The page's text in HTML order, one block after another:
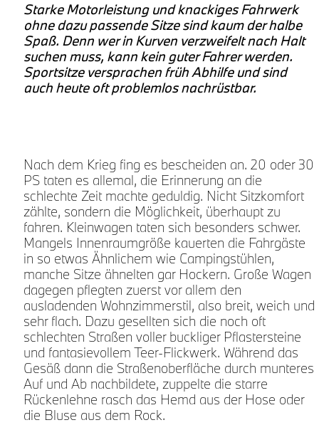
Starke Motorleistung und knackiges Fahrwerk
ohne dazu passende Sitze sind kaum der halbe
Spaß. Denn wer in Kurven verzweifelt nach Halt
suchen muss, kann kein guter Fahrer werden.
Sportsitze versprachen früh Abhilfe und sind
auch heute oft problemlos nachrüstbar.
Nach dem Krieg fing es bescheiden an. 20 oder 30
PS taten es allemal, die Erinnerung an die
schlechte Zeit machte geduldig. Nicht Sitzkomfort
zählte, sondern die Möglichkeit, überhaupt zu
fahren. Kleinwagen taten sich besonders schwer.
Mangels Innenraumgröße kauerten die Fahrgäste
in so etwas Ähnlichem wie Campingstühlen,
manche Sitze ähnelten gar Hockern. Große Wagen
dagegen pflegten zuerst vor allem den
ausladenden Wohnzimmerstil, also breit, weich und
sehr flach. Dazu gesellten sich die noch oft
schlechten Straßen voller buckliger Pflastersteine
und fantasievollem Teer-Flickwerk. Während das
Gesäß dann die Straßenoberfläche durch munteres
Auf und Ab nachbildete, zuppelte die starre
Rückenlehne rasch das Hemd aus der Hose oder
die Bluse aus dem Rock.